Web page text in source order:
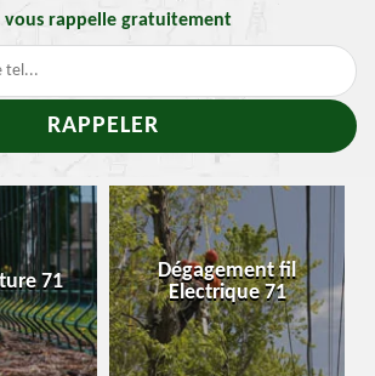
vous rappelle gratuitement
71
Dégagement fil
Electrique 71